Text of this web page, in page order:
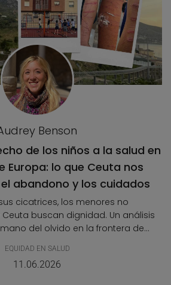
Benson
de los niños a la salud en
Europa: lo que Ceuta nos
abandono y los cuidados
cicatrices, los menores no
buscan dignidad. Un análisis
del olvido en la frontera de...
EQUIDAD EN SALUD
11.06.2026